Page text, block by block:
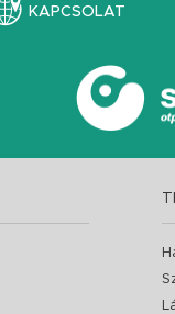
KAPCSOLAT